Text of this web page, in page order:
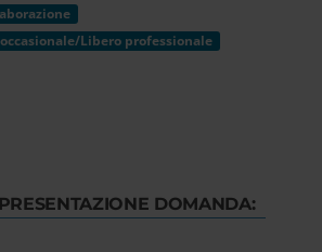
Libero professionale
DOMANDA: